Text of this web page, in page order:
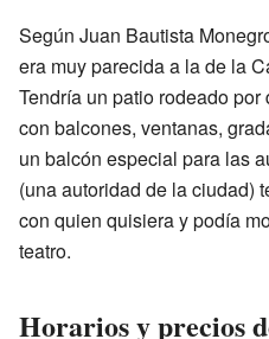
Según Juan Bautista
era muy parecida a la de la
Tendría un patio rodeado
con balcones, ventanas,
un balcón especial para las
(una autoridad de la ciudad)
con quien quisiera y podía
teatro.
Horarios y precios